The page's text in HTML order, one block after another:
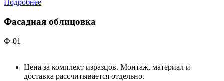
Подробнее
Фасадная облицовка
Ф-01
Цена за комплект изразцов. Монтаж, материал и
доставка рассчитывается отдельно.